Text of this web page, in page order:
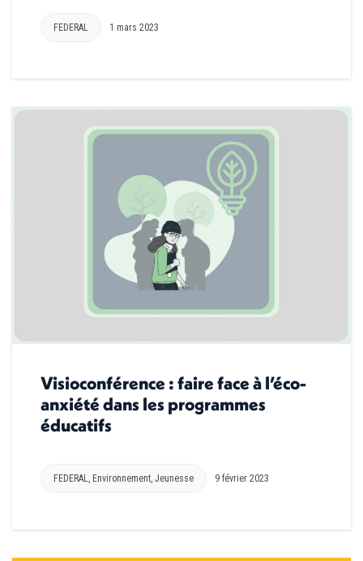
FEDERAL 1 mars 2023
Visioconférence : faire face à l’éco-
anxiété dans les programmes
éducatifs
FEDERAL Environnement Jeunesse 9 février 2023